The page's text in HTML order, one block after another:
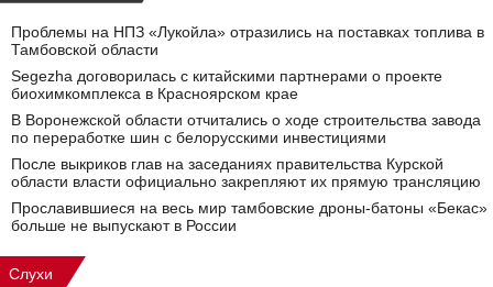
Проблемы на НПЗ «Лукойла» отразились на поставках топлива в
Тамбовской области
Segezha договорилась с китайскими партнерами о проекте
биохимкомплекса в Красноярском крае
В Воронежской области отчитались о ходе строительства завода
по переработке шин с белорусскими инвестициями
После выкриков глав на заседаниях правительства Курской
области власти официально закрепляют их прямую трансляцию
Прославившиеся на весь мир тамбовские дроны-батоны «Бекас»
больше не выпускают в России
Слухи